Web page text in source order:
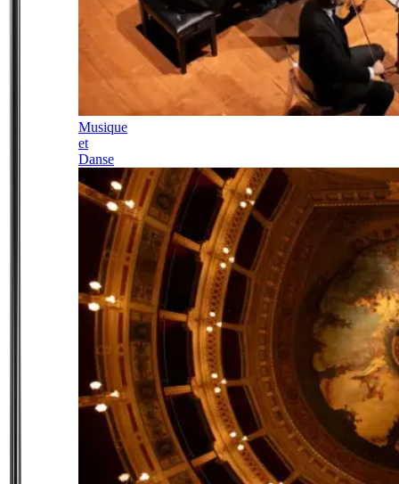
Musique
et
Danse